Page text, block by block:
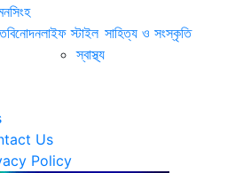
বিনোদনলাইফ স্টাইল
স্বাস্থ্য
সাহিত্য ও সংস্কৃতি
Us
Policy